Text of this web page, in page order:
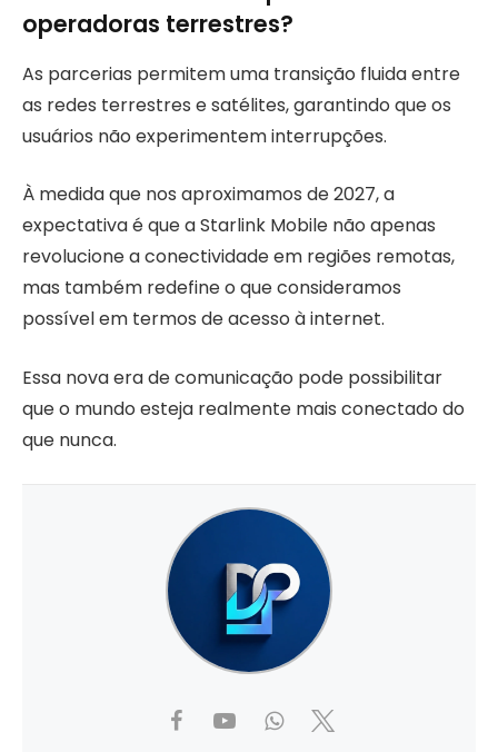
operadoras terrestres?
As parcerias permitem uma transição fluida entre
as redes terrestres e satélites, garantindo que os
usuários não experimentem interrupções.
À medida que nos aproximamos de 2027, a
expectativa é que a Starlink Mobile não apenas
revolucione a conectividade em regiões remotas,
mas também redefine o que consideramos
possível em termos de acesso à internet.
Essa nova era de comunicação pode possibilitar
que o mundo esteja realmente mais conectado do
que nunca.